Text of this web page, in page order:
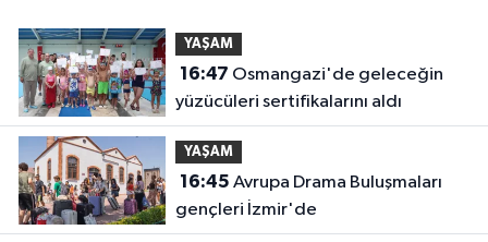
YAŞAM
16:47
yüzücüleri sertifikalarını aldı
YAŞAM
16:45
gençleri İzmir'de